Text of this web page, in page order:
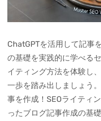
ChatGPTを活用して記事
の基礎を実践的に学べる
イティング方法を体験し
一歩を踏み出しましょう
事を作成！SEOライティ
ったブログ記事作成の基